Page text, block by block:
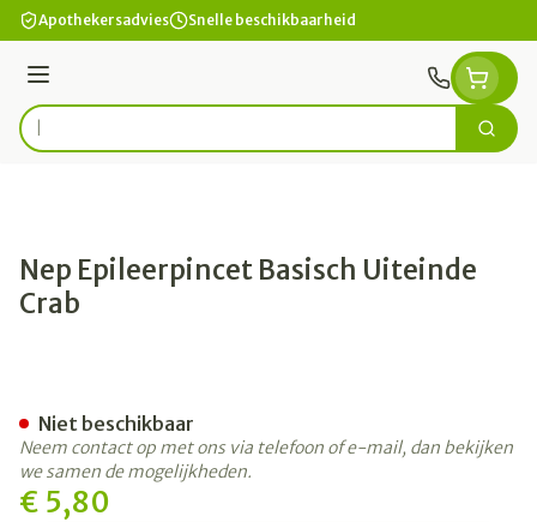
Ga naar de inhoud
Apothekersadvies Snelle beschikbaarheid
Menu
Product, merk, categorie... Zoek
Nep Epileerpincet Basisch Uiteinde
Crab
€ 5,80
Niet beschikbaar
Neem contact op met ons via telefoon of e-mail, dan bekijken
we samen de mogelijkheden.